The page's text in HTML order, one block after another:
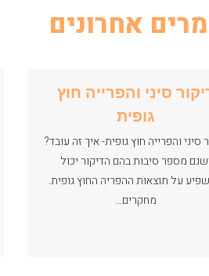
אחרונים
סיני והפרייה חוץ
גופית
סיני והפרייה חוץ גופית- איך זה עובד?
מספר סיבות בהם הדיקור יכול
על תוצאות ההפריה החוץ גופית.
מחקרים…